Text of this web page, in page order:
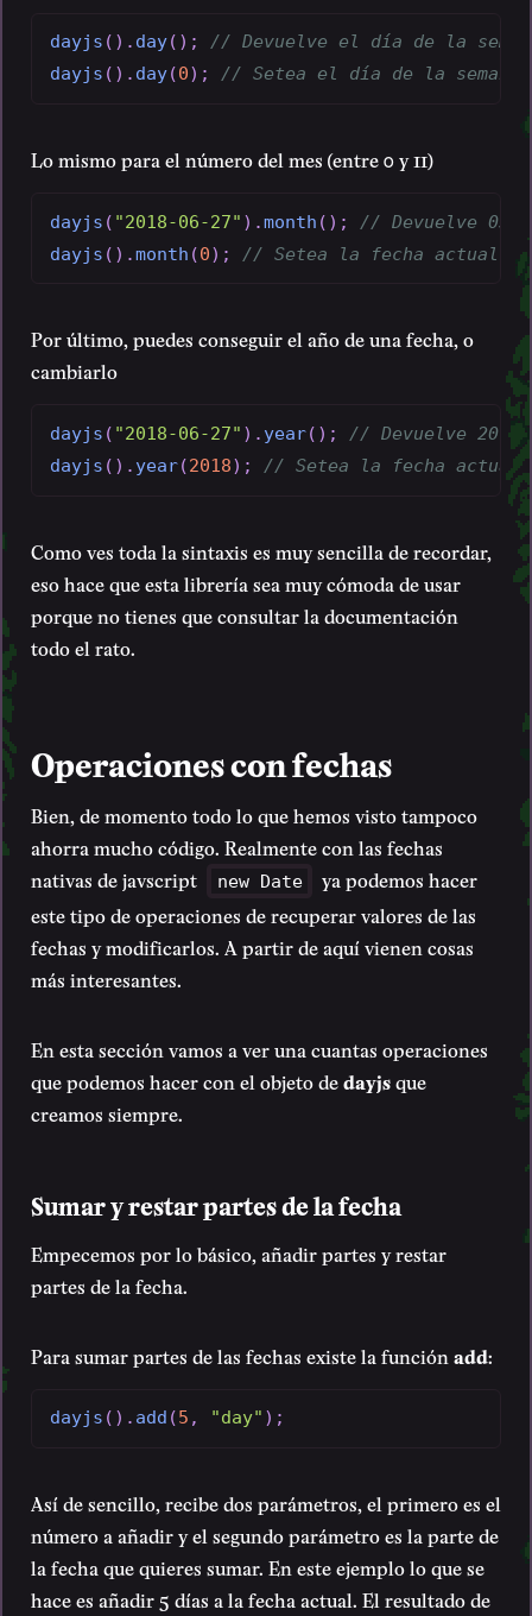
dayjs ( ) . day( ) ;
// Devuelve el día de la
dayjs ( ) . day(0) ; // Setea el día de la semana
Lo mismo para el número del mes (entre 0 y 11)
dayjs ( "2018-06-27" ) .month ( ) ;
// Devuelve 05
dayjs ( ) .month (0) ; // Setea la fecha actual
Por último, puedes conseguir el año de una fecha, o
cambiarlo
dayjs ( "2018-06-27" ) . year( ) ;
// Devuelve 2018
dayjs ( ) . year(2018) ; // Setea la fecha actual
Como ves toda la sintaxis es muy sencilla de recordar,
eso hace que esta librería sea muy cómoda de usar
porque no tienes que consultar la documentación
todo el rato.
Operaciones con fechas
Bien, de momento todo lo que hemos visto tampoco
ahorra mucho código. Realmente con las fechas
nativas de javscript
new Date
ya podemos hacer
este tipo de operaciones de recuperar valores de las
fechas y modificarlos. A partir de aquí vienen cosas
más interesantes.
En esta sección vamos a ver una cuantas operaciones
que podemos hacer con el objeto dedayjsque
creamos siempre.
Sumar y restar partes de la fecha
Empecemos por lo básico, añadir partes y restar
partes de la fecha.
Para sumar partes de las fechas existe la función add:
dayjs ( ) . add (5 , "day" ) ;
Así de sencillo, recibe dos parámetros, el primero es el
número a añadir y el segundo parámetro es la parte de
la fecha que quieres sumar. En este ejemplo lo que se
hace es añadir 5 días a la fecha actual. El resultado de